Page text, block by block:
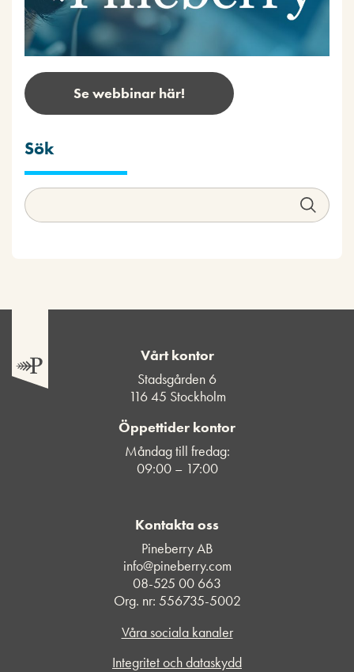
Se webbinar här!
Sök
Vårt kontor
Stadsgården 6
116 45 Stockholm
Öppettider kontor
Måndag till fredag:
09:00 – 17:00
Kontakta oss
Pineberry AB
info@pineberry.com
08-525 00 663
Org. nr: 556735-5002
Våra sociala kanaler
Integritet och dataskydd